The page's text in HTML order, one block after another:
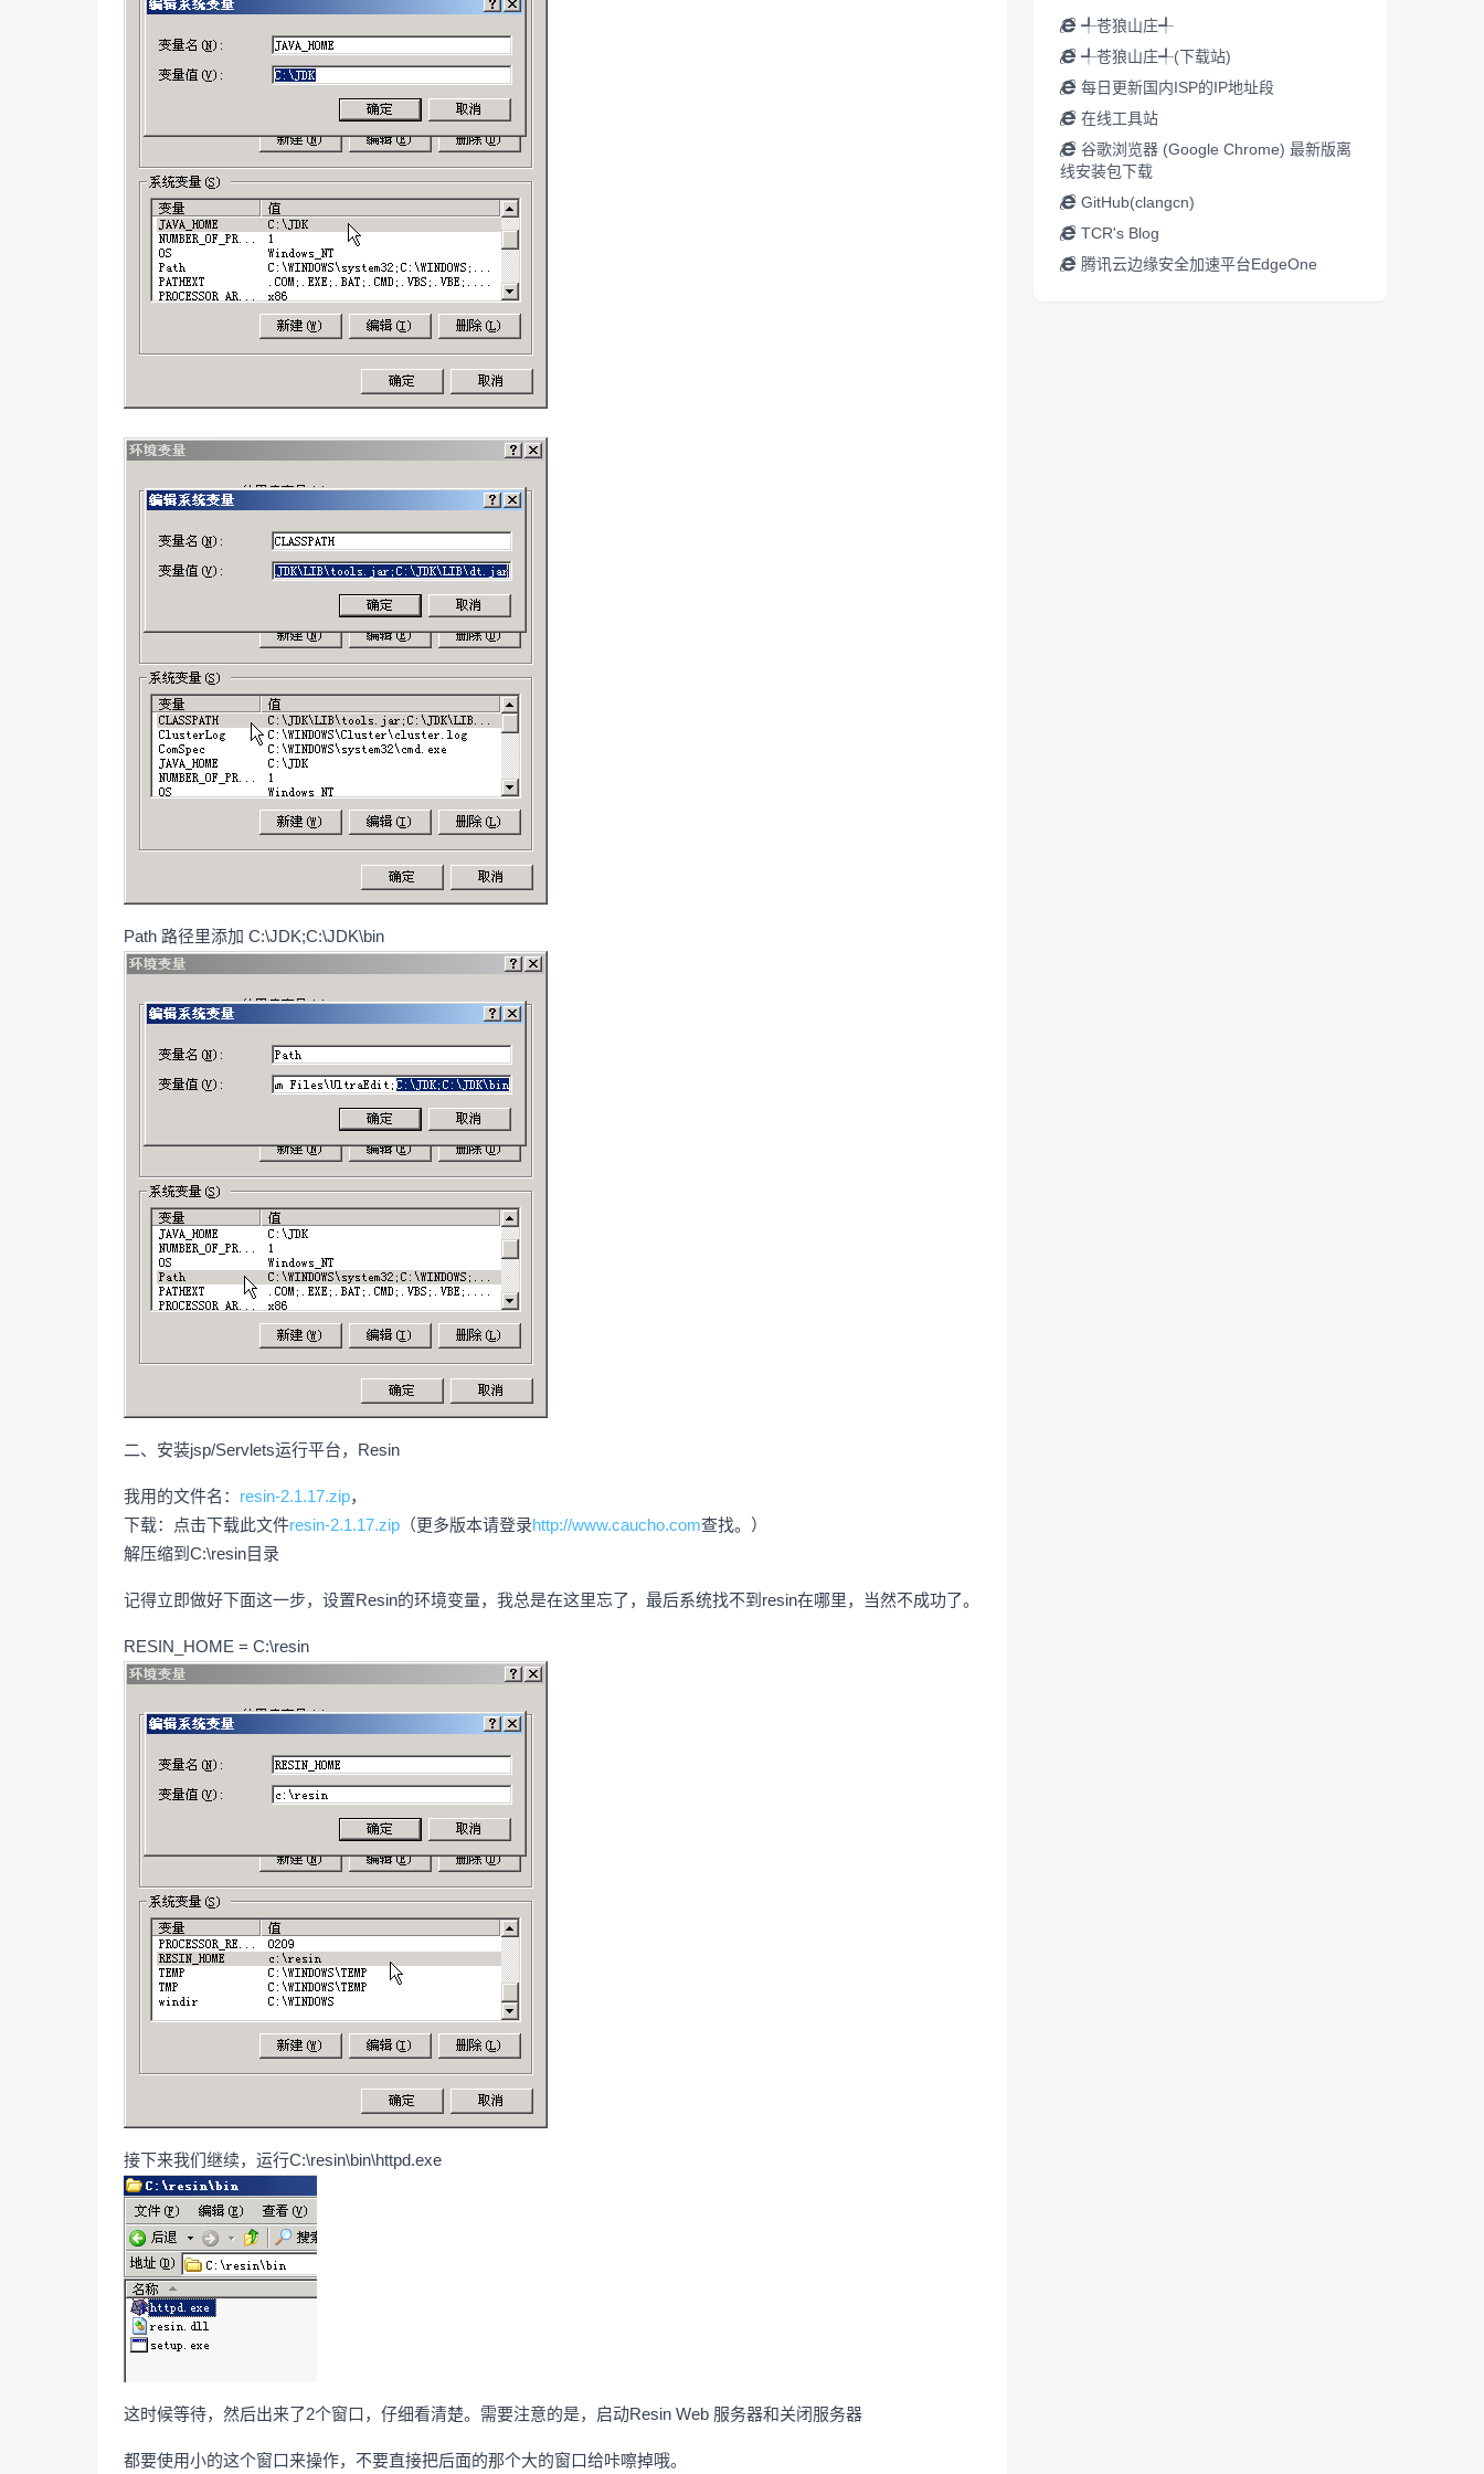
Path 路径里添加 C:\JDK;C:\JDK\bin
二、安装jsp/Servlets运行平台，Resin
我用的文件名： resin-2.1.17.zip，
下载：点击下载此文件resin-2.1.17.zip （更多版本请登录http://www.caucho.com查找。）
解压缩到C:\resin目录
记得立即做好下面这一步，设置Resin的环境变量，我总是在这里忘了，最后系统找不到resin在哪里，当然不成功了。
RESIN_HOME = C:\resin
接下来我们继续，运行C:\resin\bin\httpd.exe
这时候等待，然后出来了2个窗口，仔细看清楚。需要注意的是，启动Resin Web 服务器和关闭服务器
都要使用小的这个窗口来操作，不要直接把后面的那个大的窗口给咔嚓掉哦。
╃苍狼山庄╃
╃苍狼山庄╃(下载站)
每日更新国内ISP的IP地址段
在线工具站
谷歌浏览器 (Google Chrome) 最新版离
线安装包下载
GitHub(clangcn)
TCR's Blog
腾讯云边缘安全加速平台EdgeOne